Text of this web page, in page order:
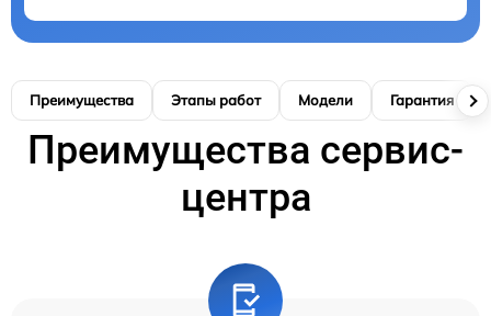
Преимущества Этапы работ Модели Гарантия
Преимущества сервис-
центра